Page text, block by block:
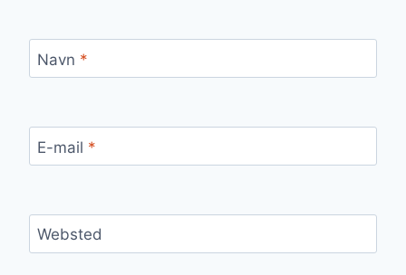
Navn *
E-mail *
Websted